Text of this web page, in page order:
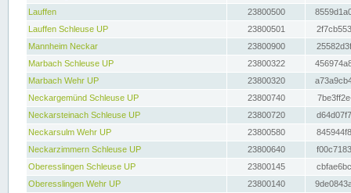
Lauffen
23800500
Lauffen Schleuse UP
23800501
Mannheim Neckar
23800900
Marbach Schleuse UP
23800322
Marbach Wehr UP
23800320
Neckargemünd Schleuse UP
23800740
Neckarsteinach Schleuse UP
23800720
Neckarsulm Wehr UP
23800580
Neckarzimmern Schleuse UP
23800640
Oberesslingen Schleuse UP
23800145
Oberesslingen Wehr UP
23800140